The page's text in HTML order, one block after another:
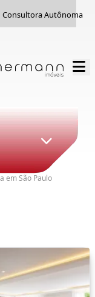
Consultora Autônoma
em São Paulo